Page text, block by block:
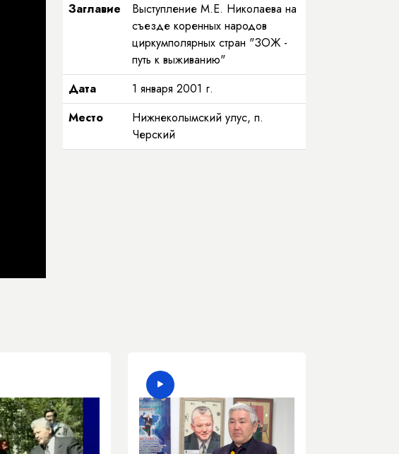
Заглавие
Выступление М.Е. Николаева на
съезде коренных народов
циркумполярных стран "ЗОЖ -
путь к выживанию"
Дата
1 января 2001 г.
Место
Нижнеколымский улус, п.
Черский